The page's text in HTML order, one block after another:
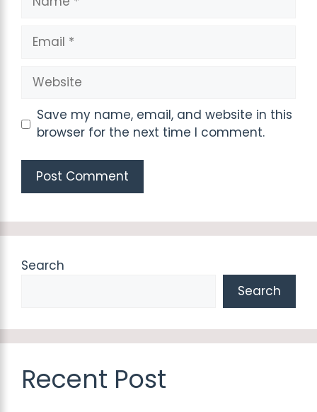
Email
Website
Save my name, email, and website in this
browser for the next time I comment.
Search
Search
Recent Post